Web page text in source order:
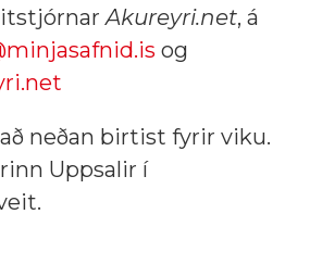
Akureyri.net, á
og
neðan birtist fyrir viku.
Uppsalir í